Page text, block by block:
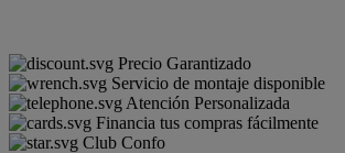
Precio Garantizado
Servicio de montaje disponible
Atención Personalizada
Financia tus compras fácilmente
Club Confo